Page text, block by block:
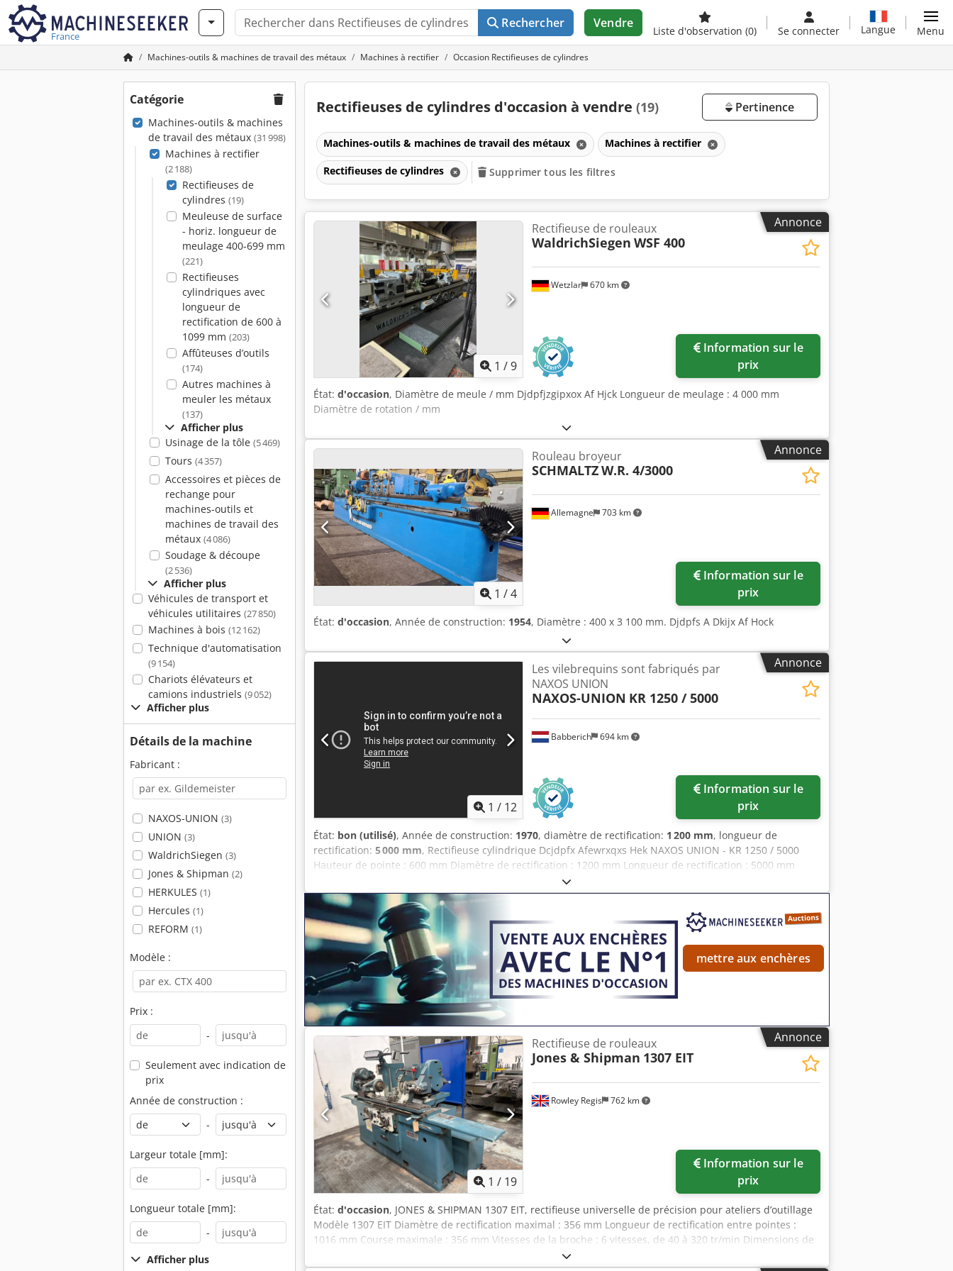
France
Rechercher Vendre
Liste d'observation (0) Se connecter Langue Menu
Machines-outils & machines de travail des métaux Machines à rectifier Occasion Rectifieuses de cylindres
Catégorie
Machines-outils & machines
de travail des métaux (31 998)
Machines à rectifier
(2 188)
Rectifieuses de
cylindres (19)
Meuleuse de surface
- horiz. longueur de
meulage 400-699 mm
(221)
Rectifieuses
cylindriques avec
longueur de
rectification de 600 à
1099 mm (203)
Affûteuses d’outils
(174)
Autres machines à
meuler les métaux
(137)
Afficher plus
Usinage de la tôle (5 469)
Tours (4 357)
Accessoires et pièces de
rechange pour
machines-outils et
machines de travail des
métaux (4 086)
Soudage & découpe
(2 536)
Afficher plus
Véhicules de transport et
véhicules utilitaires (27 850)
Machines à bois (12 162)
Technique d'automatisation
(9 154)
Chariots élévateurs et
camions industriels (9 052)
Afficher plus
Détails de la machine
Fabricant :
NAXOS-UNION (3)
UNION (3)
WaldrichSiegen (3)
Jones & Shipman (2)
HERKULES (1)
Hercules (1)
REFORM (1)
Modèle :
Prix :
-
Seulement avec indication de
prix
Année de construction :
-
Largeur totale [mm]:
-
Longueur totale [mm]:
-
Afficher plus
Rectifieuses de cylindres d'occasion à vendre (19) Pertinence
Machines-outils & machines de travail des métaux Machines à rectifier
Rectifieuses de cylindres Supprimer tous les filtres
Annonce
1 /9
Wetzlar 670 km
Rectifieuse de rouleaux
WaldrichSiegen WSF 400
Information sur le
prix
État: d'occasion, Diamètre de meule / mm Djdpfjzgipxox Af Hjck Longueur de meulage : 4 000 mm
Diamètre de rotation / mm
Annonce
1 /4
Allemagne 703 km
Rouleau broyeur
SCHMALTZW.R. 4/3000
Information sur le
prix
État: d'occasion, Année de construction: 1954, Diamètre : 400 x 3 100 mm. Djdpfs A Dkijx Af Hock
Annonce
1 / 12
Babberich 694 km
Les vilebrequins sont fabriqués par
NAXOS UNION
NAXOS-UNION KR 1250 / 5000
Information sur le
prix
État: bon (utilisé), Année de construction: 1970, diamètre de rectification: 1 200 mm, longueur de
rectification: 5 000 mm, Rectifieuse cylindrique Dcjdpfx Afewrxqxs Hek NAXOS UNION - KR 1250 / 5000
Hauteur de pointe : 600 mm Diamètre de rectification : 1200 mm Longueur de rectification : 5000 mm
Dimensions de la meule : 1600 x 100 mm Vitesse de rotation de la meule : 1620 tr/min Longueur : 17 500
mm Largeur : 5 500 mm Hauteur : 2200 mm Poids : 60 000 kg
mettre aux enchères
Annonce
1 / 19
Rowley Regis 762 km
Rectifieuse de rouleaux
Jones & Shipman 1307 EIT
Information sur le
prix
État: d'occasion, JONES & SHIPMAN 1307 EIT, rectifieuse universelle de précision pour ateliers d’outillage
Modèle 1307 EIT Diamètre de rectification maximal : 356 mm Longueur de rectification entre pointes :
1016 mm Course maximale : 356 mm Vitesses de la broche : 6 vitesses, de 40 à 320 tr/min Dimensions de
la meule : 300 x 25 x 127 mm Vitesses de la meule : 1750/2300 tr/min Moteur de la tête de meule : 3 kW